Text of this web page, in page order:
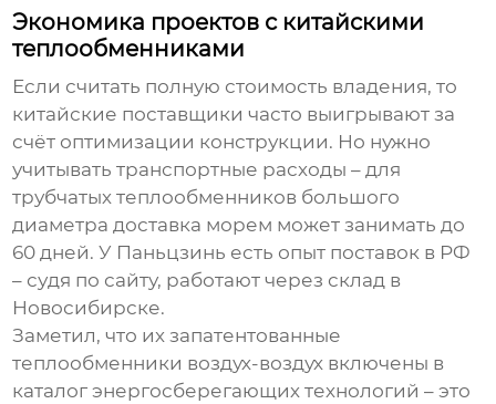
Экономика проектов с китайскими
теплообменниками
Если считать полную стоимость владения, то
китайские поставщики часто выигрывают за
счёт оптимизации конструкции. Но нужно
учитывать транспортные расходы – для
трубчатых теплообменников большого
диаметра доставка морем может занимать до
60 дней. У Паньцзинь есть опыт поставок в РФ
– судя по сайту, работают через склад в
Новосибирске.
Заметил, что их запатентованные
теплообменники воздух-воздух включены в
каталог энергосберегающих технологий – это